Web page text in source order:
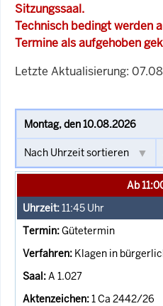
Sitzungssaal.
Technisch bedingt werden
Termine als aufgehoben
Letzte Aktualisierung:
Ab
11:45 Uhr
Gütetermin
Klagen in
A 1.027
1 Ca 2442/26